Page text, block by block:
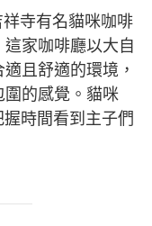
寺有名貓咪咖啡
家咖啡廳以大自
且舒適的環境，
圍的感覺。貓咪
時間看到主子們